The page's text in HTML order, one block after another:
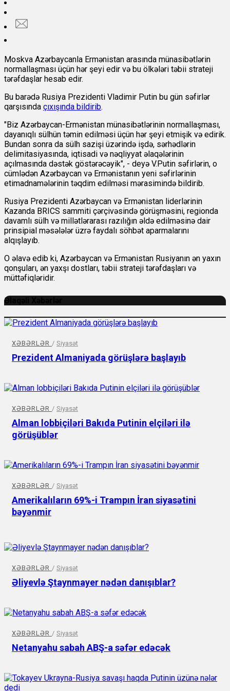
Moskva Azərbaycanla Ermənistan arasında münasibətlərin
normallaşması üçün hər şeyi edir və bu ölkələri təbii strateji
tərəfdaşlar hesab edir.
Bu barədə Rusiya Prezidenti Vladimir Putin bu gün səfirlər
qarşısında çıxışında bildirib.
"Biz Azərbaycan-Ermənistan münasibətlərinin normallaşması,
dayanıqlı sülhün təmin edilməsi üçün hər şeyi etmişik və edirik.
Bundan sonra da sülh sazişi üzərində işdə, sərhədlərin
delimitasiyasında, iqtisadi və nəqliyyat əlaqələrinin
açılmasında dəstək göstərəcəyik", - deyə V.Putin səfirlərin, o
cümlədən Azərbaycan və Ermənistanın yeni səfirlərinin
etimadnamələrinin təqdim edilməsi mərasimində bildirib.
Rusiya Prezidenti Azərbaycan və Ermənistan liderlərinin
Kazanda BRICS sammiti çərçivəsində görüşməsini, regionda
davamlı sülh və millətlərarası razılığın əldə edilməsinə dair
prinsipial məsələlər üzrə faydalı söhbət aparmalarını
alqışlayıb.
O əlavə edib ki, Azərbaycan və Ermənistan Rusiyanın ən yaxın
qonşuları, ən yaxşı dostları, təbii strateji tərəfdaşları və
müttəfiqləridir.
Əlaqəli Xəbərlər
XƏBƏRLƏR / Siyasət
Prezident Almaniyada görüşlərə başlayıb
XƏBƏRLƏR / Siyasət
Alman lobbiçiləri Bakıda Putinin elçiləri ilə
görüşüblər
XƏBƏRLƏR / Siyasət
Amerikalıların 69%-i Trampın İran siyasətini
bəyənmir
XƏBƏRLƏR / Siyasət
Əliyevlə Ştaynmayer nədən danışıblar?
XƏBƏRLƏR / Siyasət
Netanyahu sabah ABŞ-a səfər edəcək